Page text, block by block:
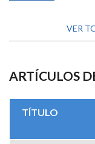
VER
ARTÍCULOS
TÍTULO